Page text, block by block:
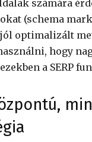
számára
(schema
optimalizált
hogy
a SERP